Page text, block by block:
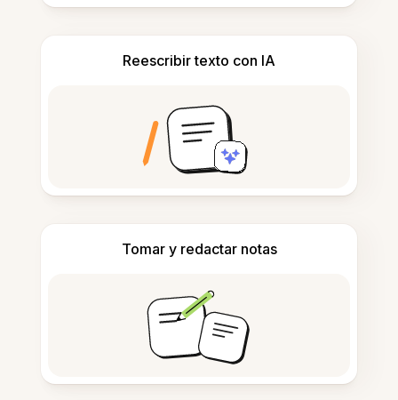
Reescribir texto con IA
Tomar y redactar notas